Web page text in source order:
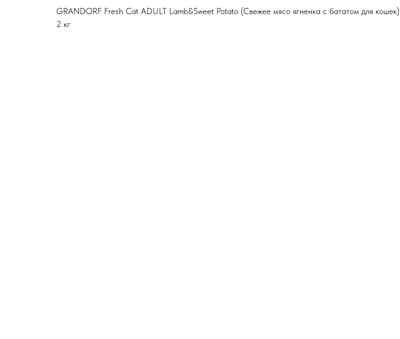
GRANDORF Fresh Cat ADULT Lamb&Sweet Potato (Свежее мясо ягненка с бататом для кошек)
2 кг